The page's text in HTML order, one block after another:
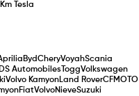
Km
Tesla
BydCheryVoyahScania
Automobiles ToggVolkswagen
Volvo KamyonLand RoverCFMOTO
FiatVolvoNieveSuzuki